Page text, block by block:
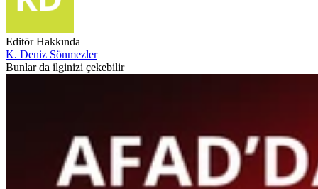
Editör Hakkında
K. Deniz Sönmezler
Bunlar da ilginizi çekebilir